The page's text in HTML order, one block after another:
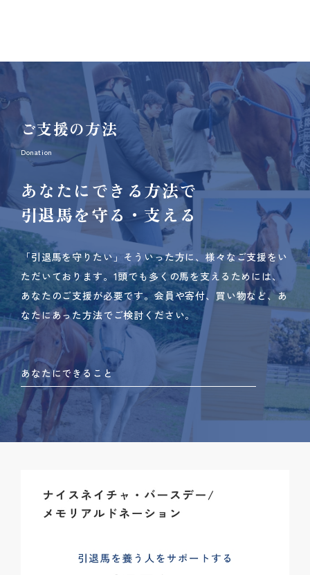
ご支援の方法
Donation
あなたにできる方法で
引退馬を守る・支える
「引退馬を守りたい」そういった方に、様々なご支援をい
ただいております。 1頭でも多くの馬を支えるためには、
あなたのご支援が必要です。 会員や寄付、買い物など、あ
なたにあった方法でご検討ください。
あなたにできること